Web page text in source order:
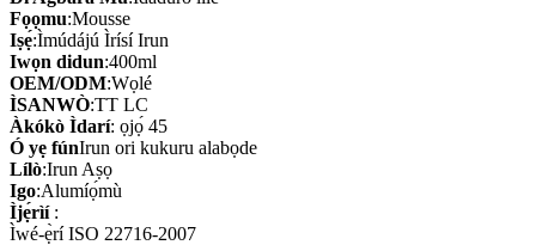
Fọọmu:Mousse
Iṣẹ́:Ìmúdájú Ìrísí Irun
Iwọn didun:400ml
OEM/ODM:Wọlé
ÌSANWÒ:TT LC
Àkókò Ìdarí: ọjọ́ 45
Ó yẹ fúnIrun ori kukuru alabọde
Lílò:Irun Aṣọ
Igo:Alumíọ́mù
Ìjẹ́rìí:
Ìwé-ẹ̀rí ISO 22716-2007